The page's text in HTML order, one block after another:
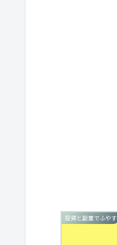
投資と副業でふやす